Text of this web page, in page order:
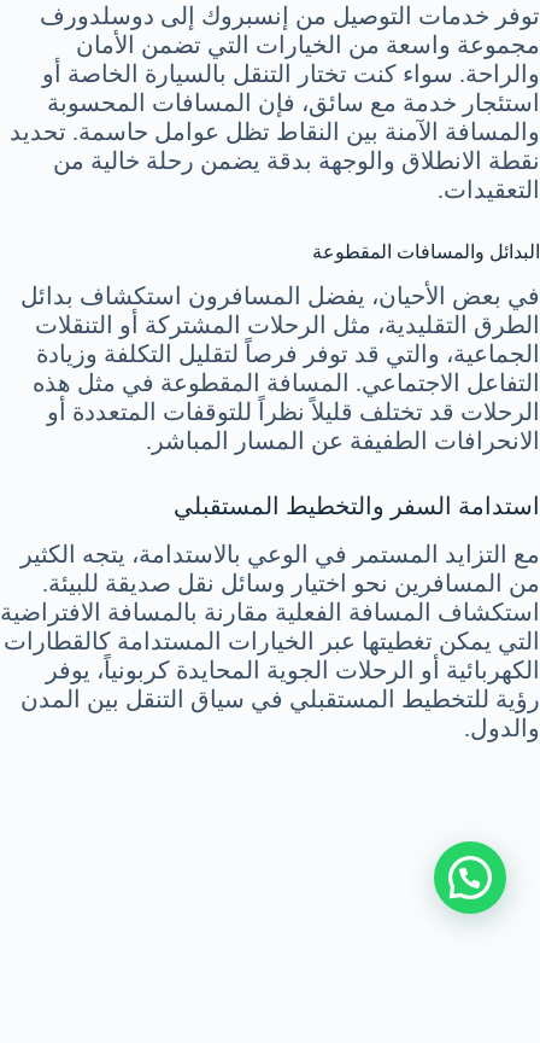
توفر خدمات التوصيل من إنسبروك إلى دوسلدورف
مجموعة واسعة من الخيارات التي تضمن الأمان
والراحة. سواء كنت تختار التنقل بالسيارة الخاصة أو
استئجار خدمة مع سائق، فإن المسافات المحسوبة
والمسافة الآمنة بين النقاط تظل عوامل حاسمة. تحديد
نقطة الانطلاق والوجهة بدقة يضمن رحلة خالية من
التعقيدات.
البدائل والمسافات المقطوعة
في بعض الأحيان، يفضل المسافرون استكشاف بدائل
الطرق التقليدية، مثل الرحلات المشتركة أو التنقلات
الجماعية، والتي قد توفر فرصاً لتقليل التكلفة وزيادة
التفاعل الاجتماعي. المسافة المقطوعة في مثل هذه
الرحلات قد تختلف قليلاً نظراً للتوقفات المتعددة أو
الانحرافات الطفيفة عن المسار المباشر.
استدامة السفر والتخطيط المستقبلي
مع التزايد المستمر في الوعي بالاستدامة، يتجه الكثير
من المسافرين نحو اختيار وسائل نقل صديقة للبيئة.
استكشاف المسافة الفعلية مقارنة بالمسافة الافتراضية
التي يمكن تغطيتها عبر الخيارات المستدامة كالقطارات
الكهربائية أو الرحلات الجوية المحايدة كربونياً، يوفر
رؤية للتخطيط المستقبلي في سياق التنقل بين المدن
والدول.